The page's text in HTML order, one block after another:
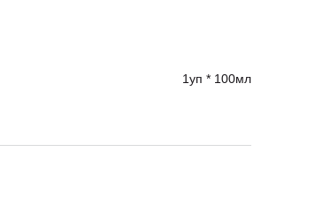
1уп * 100мл